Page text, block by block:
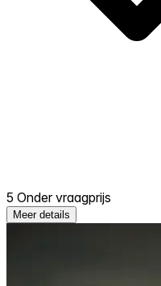
5 Onder vraagprijs
Meer details